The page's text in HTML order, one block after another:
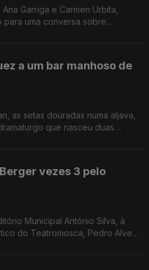
Garriga e Carmen Urbita,
para uma conversa sobre
a um bar manhoso de
as setas douradas numa aljava,
que nasceu duas
vezes 3 pelo
Municipal António Silva, à
do Teatromosca, Pedro Alves,